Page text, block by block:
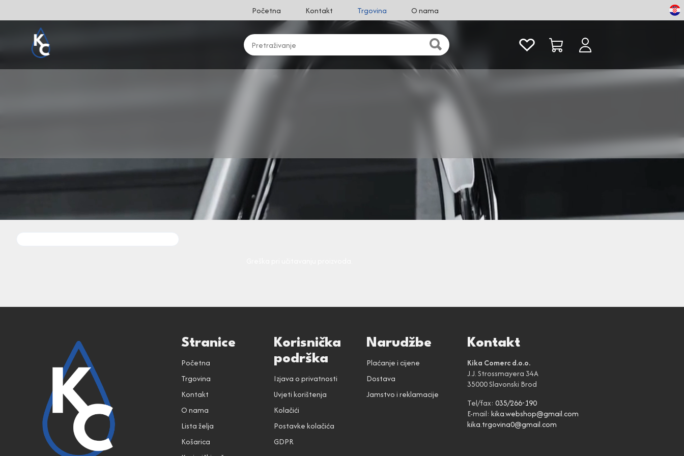
Početna Kontakt Trgovina O nama
Stranice
Početna
Trgovina
Kontakt
O nama
Lista želja
Košarica
Korisnička
podrška
Izjava o privatnosti
Uvjeti korištenja
Kolačići
Postavke kolačića
GDPR
Narudžbe
Plaćanje i cijene
Dostava
Jamstvo i reklamacije
Kontakt
Kika Comerc d.o.o.
J.J. Strossmayera 34A
35000 Slavonski Brod
Tel/fax: 035/266-190
E-mail: kika.webshop@gmail.com
kika.trgovina0@gmail.com